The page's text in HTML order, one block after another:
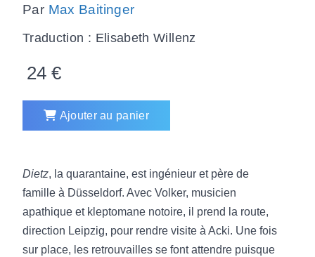
Par Max Baitinger
Traduction : Elisabeth Willenz
24 €
Ajouter au panier
Dietz, la quarantaine, est ingénieur et père de
famille à Düsseldorf. Avec Volker, musicien
apathique et kleptomane notoire, il prend la route,
direction Leipzig, pour rendre visite à Acki. Une fois
sur place, les retrouvailles se font attendre puisque